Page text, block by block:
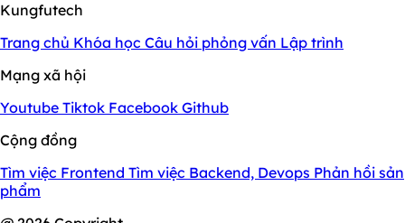
Kungfutech
Trang chủ Khóa học Câu hỏi phỏng vấn Lập trình
Mạng xã hội
Youtube Tiktok Facebook Github
Cộng đồng
Tìm việc Frontend Tìm việc Backend, Devops Phản hồi sản
phẩm